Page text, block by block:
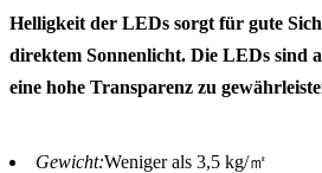
Helligkeit der LEDs sorgt für gute
direktem Sonnenlicht. Die LEDs sind
eine hohe Transparenz zu
Gewicht:Weniger als 3,5 kg/㎡